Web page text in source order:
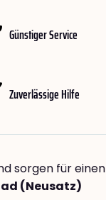
Günstiger Service
Zuverlässige Hilfe
sorgen für einen
(Neusatz)